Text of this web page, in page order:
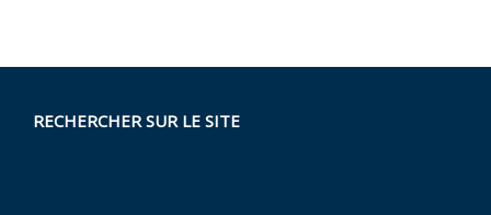
RECHERCHER SUR LE SITE